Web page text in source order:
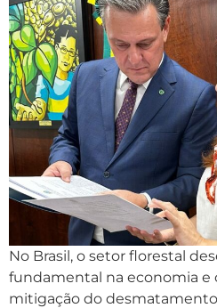
No Brasil, o setor florestal
fundamental na economia e
mitigação do